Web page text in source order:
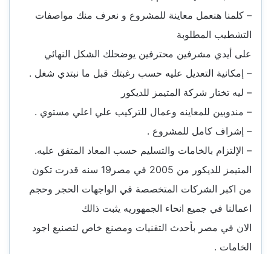
– كلمنا هنعمل معاينة للمشروع و نعرف منك مواصفات
التشطيب المطلوبة
على أيدي مشرفين محترفين يوضحلك الشكل النهائي
– إمكانية التعديل عليه حسب رغبتك قبل ما نبتدي شغل .
– ليه تختار شركة المتيمز للديكور
– مندوبين للمعاينه وعمال للتركيب علي اعلي مستوي .
– إشراف كامل للمشروع .
– الإلتزام بالخامات والتسليم حسب المعاد المتفق عليه.
المتيمز للديكور من 2005 في مصر19 سنه قدرت تكون
من اكبر الشركات المتخصصة في الواجهات الحجر وحجم
اعمالنا في جميع انحاء الجمهوريه يثبت ذالك
الان في مصر بأحدث التقنيات ومصنع خاص لتصنيع اجود
الخامات .